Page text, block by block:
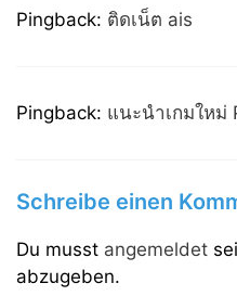
Pingback: ติดเน็ต ais
Pingback: แนะนำเกมใหม่
Schreibe einen
Du musst angemeldet
abzugeben.